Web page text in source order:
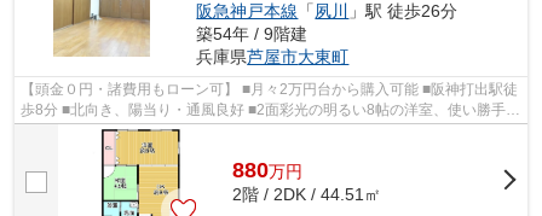
阪急神戸本線 「夙川
」駅 徒歩26分
築54年 / 9階建
兵庫県芦屋市大東町
【頭金０円・諸費用もローン可】 ■月々2万円台から購入可能 ■阪神打出駅徒
歩8分 ■北向き、陽当り・通風良好 ■2面彩光の明るい8帖の洋室、使い勝手の
良い間取り ■スーパー隣接徒歩1分、...
880万円
2階 / 2DK / 44.51㎡